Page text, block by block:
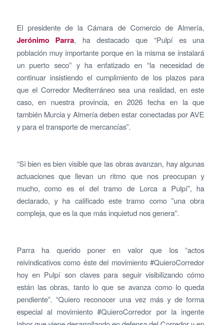
El presidente de la Cámara de Comercio de Almería,
Jerónimo Parra, ha destacado que “Pulpí es una
población muy importante porque en la misma se instalará
un puerto seco” y ha enfatizado en “la necesidad de
continuar insistiendo el cumplimiento de los plazos para
que el Corredor Mediterráneo sea una realidad, en este
caso, en nuestra provincia, en 2026 fecha en la que
también Murcia y Almería deben estar conectadas por AVE
y para el transporte de mercancías”.
“Si bien es bien visible que las obras avanzan, hay algunas
actuaciones que llevan un ritmo que nos preocupan y
mucho, como es el del tramo de Lorca a Pulpí”, ha
declarado, y ha calificado este tramo como ”una obra
compleja, que es la que más inquietud nos genera”.
Parra ha querido poner en valor que los “actos
reivindicativos como éste del movimiento #QuieroCorredor
hoy en Pulpí son claves para seguir visibilizando cómo
están las obras, tanto lo que se avanza como lo queda
pendiente”. “Quiero reconocer una vez más y de forma
especial al movimiento #QuieroCorredor por la ingente